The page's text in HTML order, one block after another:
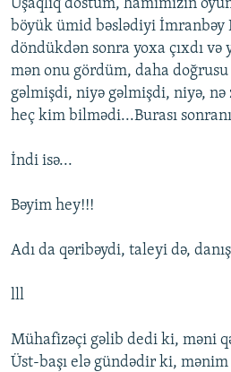
Uşaqlıq dostum, hamımızın
böyük ümid bəslədiyi
döndükdən sonra yoxa çıxdı və
mən onu gördüm, daha doğrusu
gəlmişdi, niyə gəlmişdi, niyə, nə
heç kim bilmədi...Burası
İndi isə...
Bəyim hey!!!
Adı da qəribəydi, taleyi də,
lll
Mühafizəçi gəlib dedi ki, məni
Üst-başı elə gündədir ki, mənim